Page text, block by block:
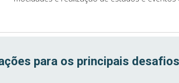
para os principais